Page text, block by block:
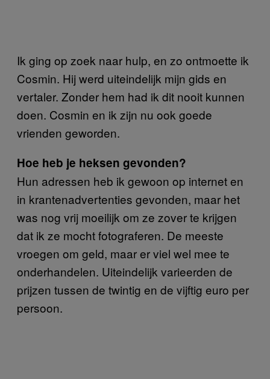
Ik ging op zoek naar hulp, en zo ontmoette ik
Cosmin. Hij werd uiteindelijk mijn gids en
vertaler. Zonder hem had ik dit nooit kunnen
doen. Cosmin en ik zijn nu ook goede
vrienden geworden.
Hoe heb je heksen gevonden?
Hun adressen heb ik gewoon op internet en
in krantenadvertenties gevonden, maar het
was nog vrij moeilijk om ze zover te krijgen
dat ik ze mocht fotograferen. De meeste
vroegen om geld, maar er viel wel mee te
onderhandelen. Uiteindelijk varieerden de
prijzen tussen de twintig en de vijftig euro per
persoon.